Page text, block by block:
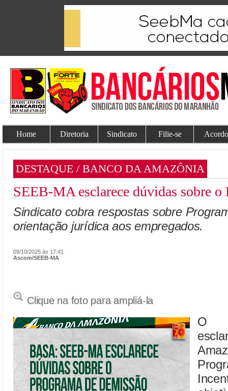
Home Diretoria Sindicato Filie-se
DESTAQUE / BANCO DA AMAZÔNIA
SEEB-MA esclarece dúvidas sobre
Sindicato cobra respostas sobre
orientação jurídica aos empregados.
09/10/2025 às 17:41
Ascom/SEEB-MA
Clique na foto para ampliá-la
O